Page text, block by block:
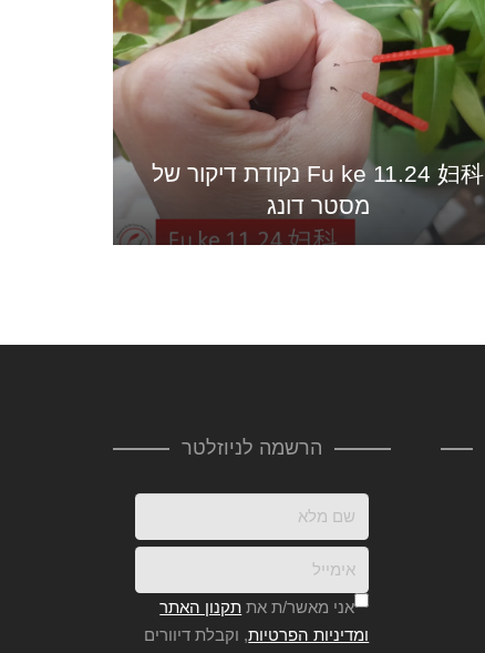
Fu ke 11.24 妇科 נקודת דיקור של
מסטר דונג
הרשמה לניוזלטר
אני מאשר/ת את תקנון האתר
ומדיניות הפרטיות, וקבלת דיוורים